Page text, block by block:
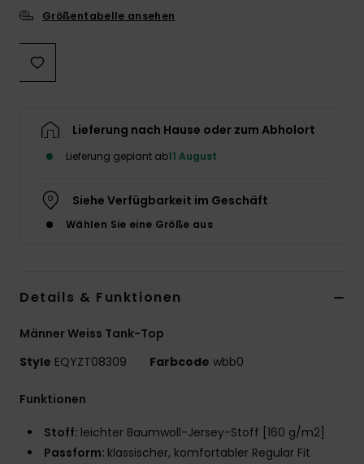
Größentabelle ansehen
Lieferung nach Hause oder zum Abholort
Lieferung geplant ab11 August
Siehe Verfügbarkeit im Geschäft
Wählen Sie eine Größe aus
Details & Funktionen
Männer Weiss Tank-Top
Style EQYZT08309 Farbcode wbb0
Funktionen
Stoff: leichter Baumwoll-Jersey-Stoff [160 g/m2]
Passform: klassischer, komfortabler Regular Fit